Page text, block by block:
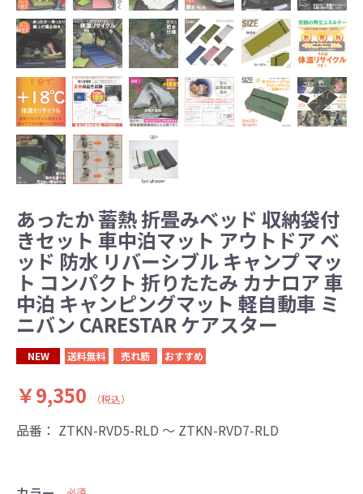
あったか 蓄熱 折畳みベッド 収納袋付
きセット 車中泊マット アウトドア ベ
ッド 防水 リバーシブル キャンプ マッ
ト コンパクト 折りたたみ カナロア 車
中泊 キャンピングマット 軽自動車 ミ
ニバン CARESTAR ケアスター
NEW 送料無料 売れ筋 おすすめ
￥9,350 （税込）
品番： ZTKN-RVD5-RLD ～ ZTKN-RVD7-RLD